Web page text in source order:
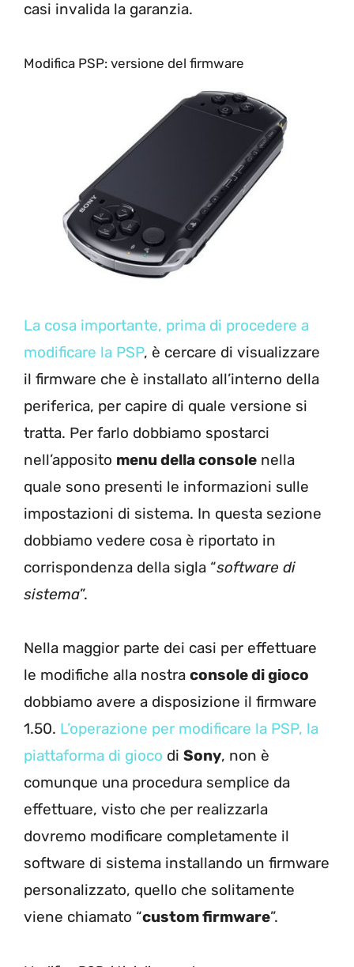
casi invalida la garanzia.
Modifica PSP: versione del firmware
La cosa importante, prima di procedere a
modificare la PSP, è cercare di visualizzare
il firmware che è installato all’interno della
periferica, per capire di quale versione si
tratta. Per farlo dobbiamo spostarci
nell’apposito menu della console nella
quale sono presenti le informazioni sulle
impostazioni di sistema. In questa sezione
dobbiamo vedere cosa è riportato in
corrispondenza della sigla “software di
sistema”.
Nella maggior parte dei casi per effettuare
le modifiche alla nostra console di gioco
dobbiamo avere a disposizione il firmware
1.50. L’operazione per modificare la PSP, la
piattaforma di gioco di Sony, non è
comunque una procedura semplice da
effettuare, visto che per realizzarla
dovremo modificare completamente il
software di sistema installando un firmware
personalizzato, quello che solitamente
viene chiamato “custom firmware”.